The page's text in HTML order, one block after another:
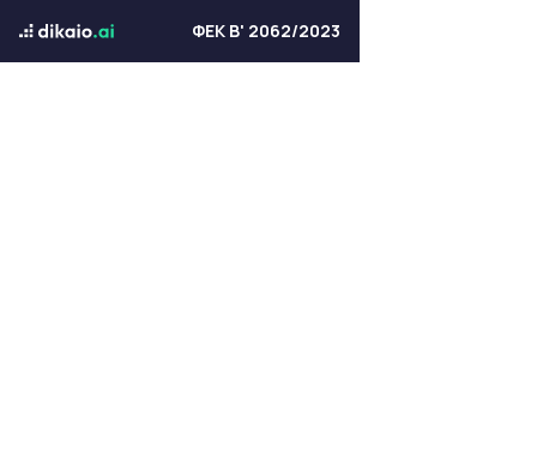
ΦΕΚ Β' 2062/2023